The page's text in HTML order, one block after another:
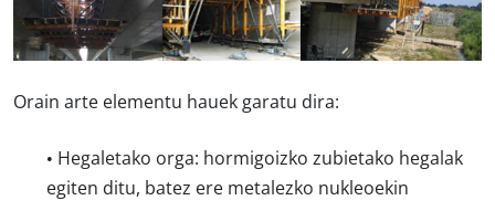
Orain arte elementu hauek garatu dira:
• Hegaletako orga: hormigoizko zubietako hegalak
egiten ditu, batez ere metalezko nukleoekin